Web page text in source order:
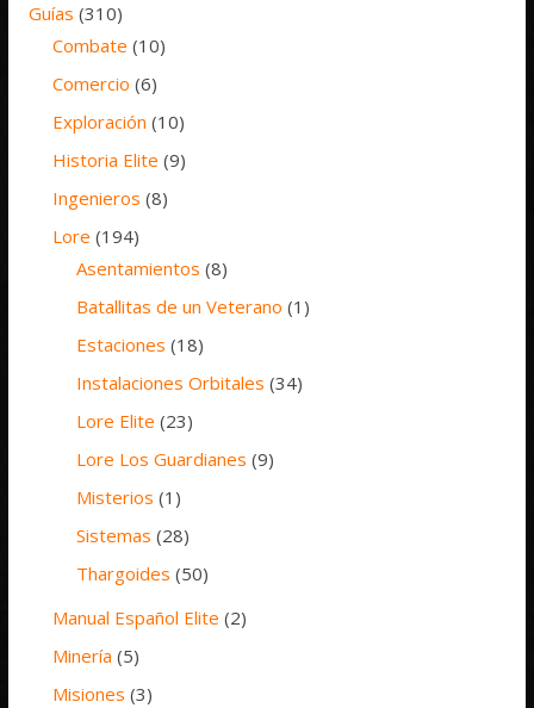
Guías (310)
Combate (10)
Comercio (6)
Exploración (10)
Historia Elite (9)
Ingenieros (8)
Lore (194)
Asentamientos (8)
Batallitas de un Veterano (1)
Estaciones (18)
Instalaciones Orbitales (34)
Lore Elite (23)
Lore Los Guardianes (9)
Misterios (1)
Sistemas (28)
Thargoides (50)
Manual Español Elite (2)
Minería (5)
Misiones (3)